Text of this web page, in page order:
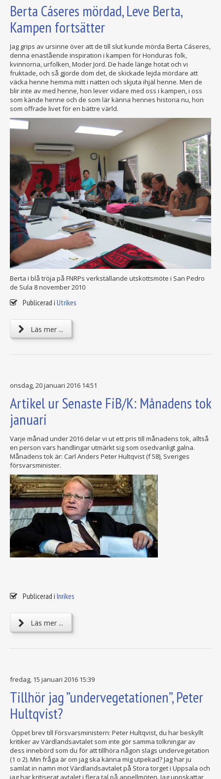
Berta Cáseres mördad, Leve Berta,
Kampen fortsätter
Jag grips av ursinne över att de till slut kunde mörda Berta Cáseres,
denna enastående inspiration i kampen för Honduras folk,
kvinnorna, urfolken, Moder Jord. De hade länge hotat och vi
fruktade, och så gjorde dom det, de skickade lejda mördare att
väcka henne hemma mitt i natten och skjuta ihjäl henne. Men de
blir inte av med henne, hon lever vidare med oss i kampen, i oss
som kände henne och de som lär känna hennes historia nu, hon
som offrade livet för en bättre värld.
Berta i blå tröja på FNRPs verkställande utskottsmöte i San Pedro
de Sula 8 november 2010
Publicerad i Utrikes
Läs mer ...
onsdag, 20 januari 2016 14:51
Artikel ur Senaste FiB/K: Månadens tok
januari
Varje månad under 2016 delar vi ut ett pris till månadens tok, alltså
en person vars handlingar utmärkt sig som osedvanligt galna.
Månadens tok är: Carl Anders Peter Hultqvist (f 58), Sveriges
försvarsminister.
Publicerad i Inrikes
Läs mer ...
fredag, 15 januari 2016 15:39
Tillhör jag ”undervegetationen”, Peter
Hultqvist?
Öppet brev till Försvarsministern: Peter Hultqvist, du har beskyllt
kritiker av Värdlandsavtalet som inte gör samma tolkningar av
dess innebörd som du för att tillhöra någon slags undervegetation
(1 o 2). Min fråga är om jag ska känna mig utpekad? Jag har ju
samlat in namn mot Värdlandsavtalet på Stora torget i Uppsala och
jag har kritiserat avtalet i flera tal på appellmöten. Jag uppskattar